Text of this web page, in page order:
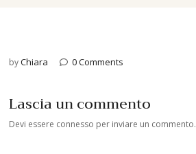
byChiara 0 Comments
Lascia un commento
Devi essere connesso per inviare un commento.